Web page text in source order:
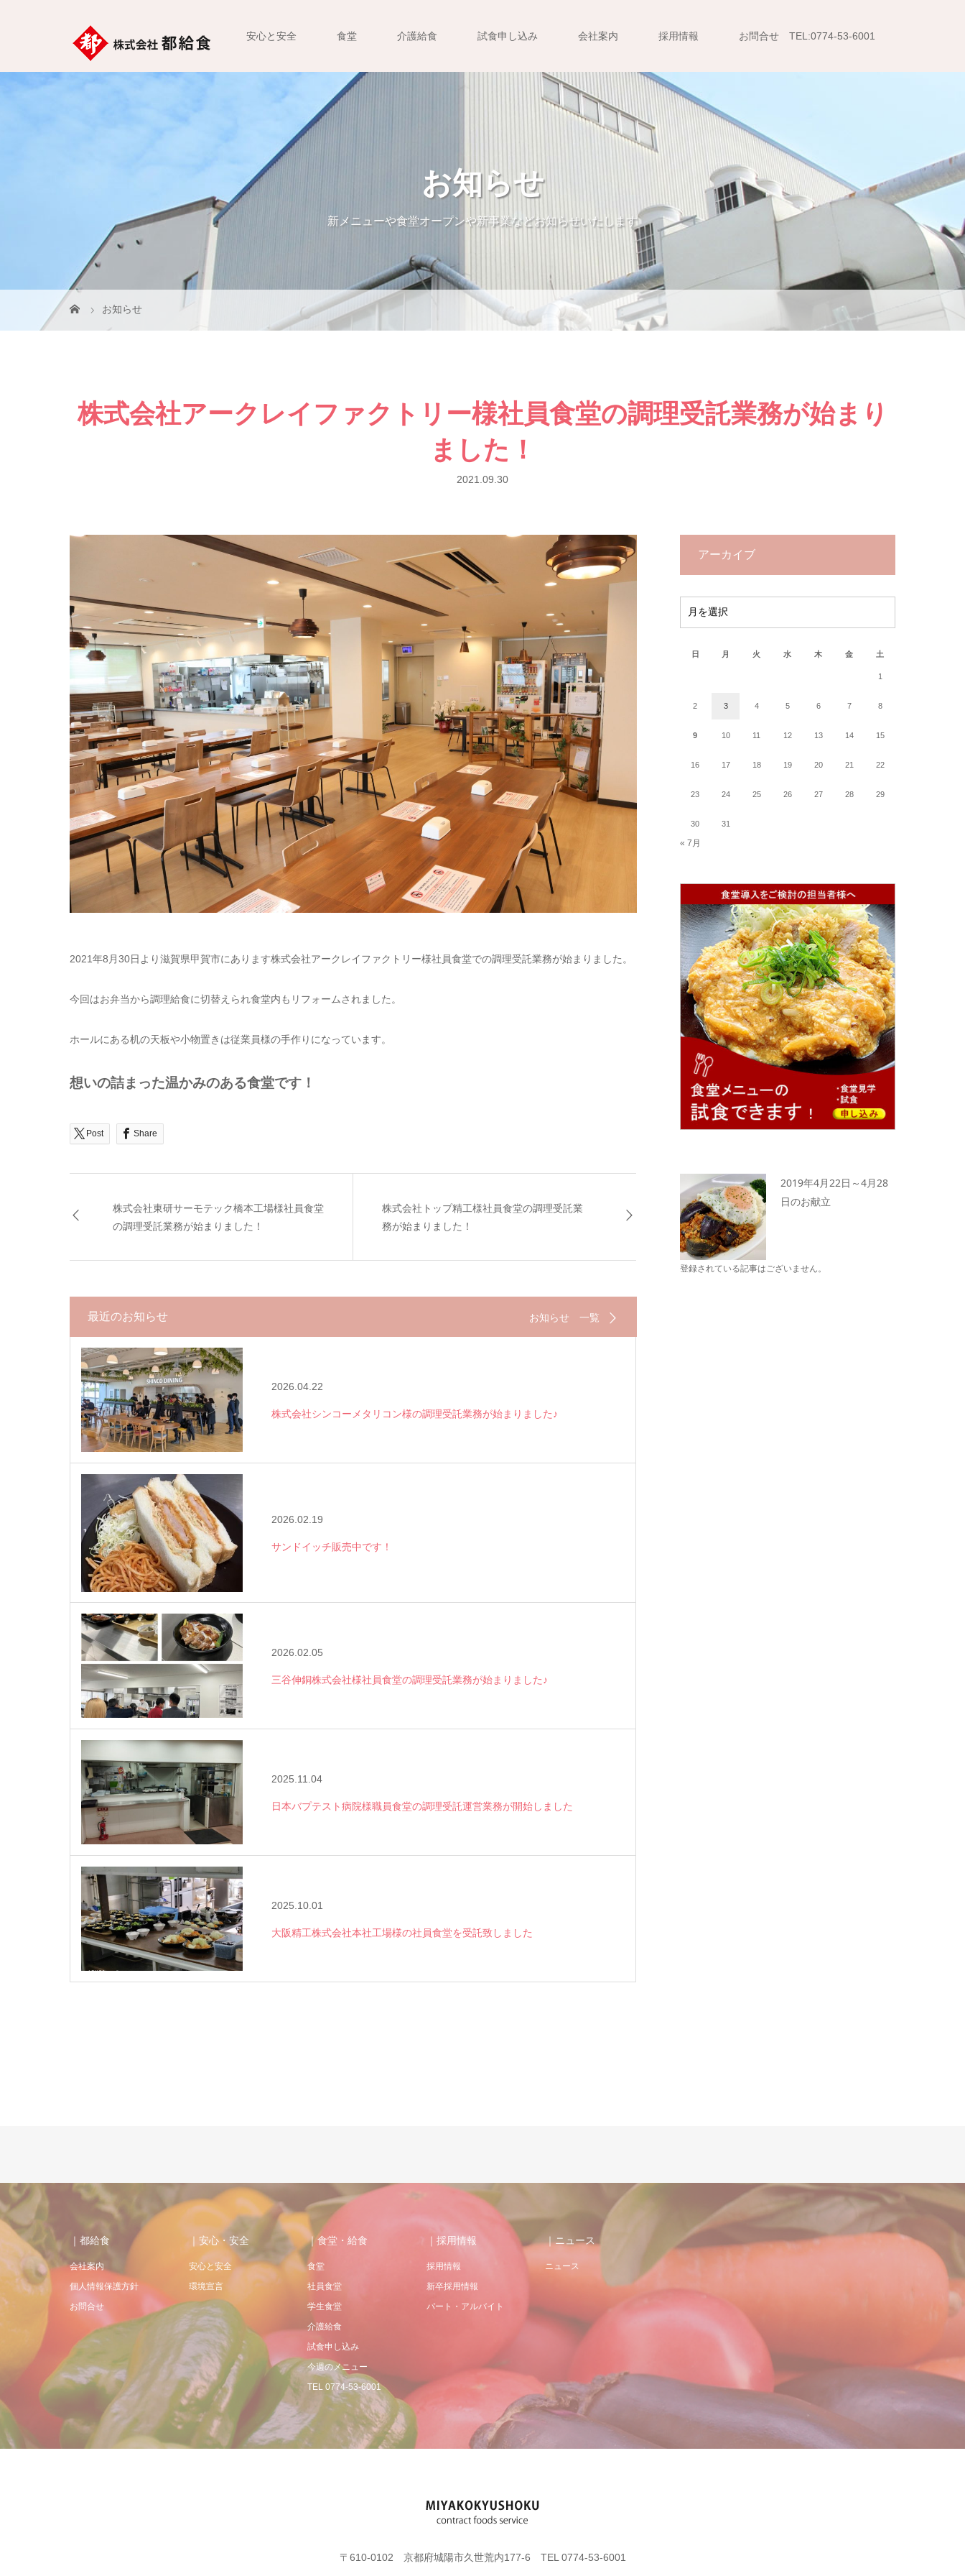
安心と安全 食堂 介護給食 試食申し込み 会社案内 採用情報 お問合せ TEL:0774-53-6001
お知らせ
新メニューや食堂オープンや新事業などお知らせいたします
お知らせ
株式会社アークレイファクトリー様社員食堂の調理受託業務が始まり
ました！
2021.09.30
2021年8月30日より滋賀県甲賀市にあります株式会社アークレイファクトリー様社員食堂での調理受託業務が始まりました。
今回はお弁当から調理給食に切替えられ食堂内もリフォームされました。
ホールにある机の天板や小物置きは従業員様の手作りになっています。
想いの詰まった温かみのある食堂です！
Post Share
株式会社東研サーモテック橋本工場様社員食堂
の調理受託業務が始まりました！
株式会社トップ精工様社員食堂の調理受託業
務が始まりました！
最近のお知らせ お知らせ 一覧
2026.04.22
株式会社シンコーメタリコン様の調理受託業務が始まりました♪
2026.02.19
サンドイッチ販売中です！
2026.02.05
三谷伸銅株式会社様社員食堂の調理受託業務が始まりました♪
2025.11.04
日本バプテスト病院様職員食堂の調理受託運営業務が開始しました
2025.10.01
大阪精工株式会社本社工場様の社員食堂を受託致しました
アーカイブ
日
月 火 水 木 金 土
1
2 3 4 5 6 7 8
9 10 11 12 13 14 15
16 17 18 19 20 21 22
23 24 25 26 27 28 29
30 31
« 7月
2019年4月22日～4月28
日のお献立
登録されている記事はございません。
｜都給食
会社案内
個人情報保護方針
お問合せ
｜安心・安全
安心と安全
環境宣言
｜食堂・給食
食堂
社員食堂
学生食堂
介護給食
試食申し込み
今週のメニュー
TEL 0774-53-6001
｜採用情報
採用情報
新卒採用情報
パート・アルバイト
｜ニュース
ニュース
〒610-0102 京都府城陽市久世荒内177-6 TEL 0774-53-6001